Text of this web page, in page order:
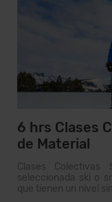
6 hrs Clases
de Material
Clases
seleccionada ski o
que tienen un nivel